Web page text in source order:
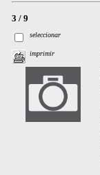
3 / 9
seleccionar
imprimir